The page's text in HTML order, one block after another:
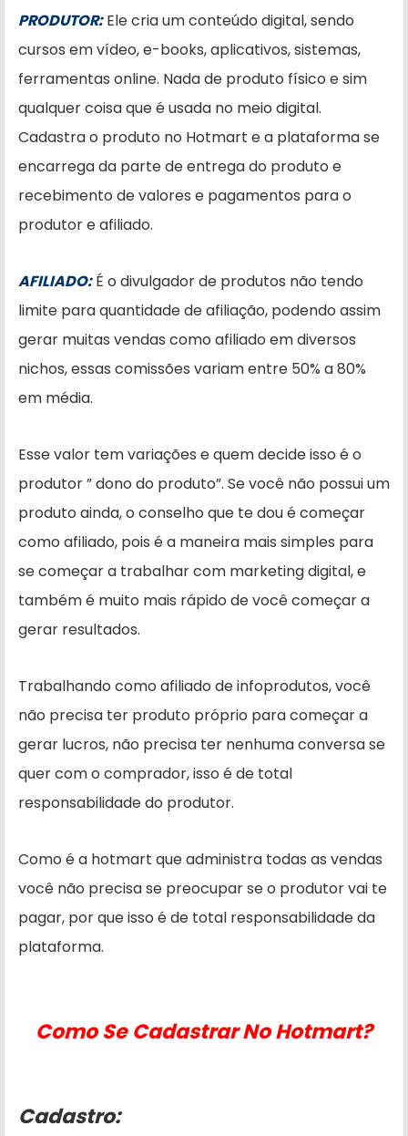
PRODUTOR:Ele cria um conteúdo digital, sendo
cursos em vídeo, e-books, aplicativos, sistemas,
ferramentas online. Nada de produto físico e sim
qualquer coisa que é usada no meio digital.
Cadastra o produto no Hotmart e a plataforma se
encarrega da parte de entrega do produto e
recebimento de valores e pagamentos para o
produtor e afiliado.
AFILIADO:É o divulgador de produtos não tendo
limite para quantidade de afiliação, podendo assim
gerar muitas vendas como afiliado em diversos
nichos, essas comissões variam entre 50% a 80%
em média.
Esse valor tem variações e quem decide isso é o
produtor ” dono do produto”. Se você não possui um
produto ainda, o conselho que te dou é começar
como afiliado, pois é a maneira mais simples para
se começar a trabalhar com marketing digital, e
também é muito mais rápido de você começar a
gerar resultados.
Trabalhando como afiliado de infoprodutos, você
não precisa ter produto próprio para começar a
gerar lucros, não precisa ter nenhuma conversa se
quer com o comprador, isso é de total
responsabilidade do produtor.
Como é a hotmart que administra todas as vendas
você não precisa se preocupar se o produtor vai te
pagar, por que isso é de total responsabilidade da
plataforma.
Como Se Cadastrar No Hotmart?
Cadastro: